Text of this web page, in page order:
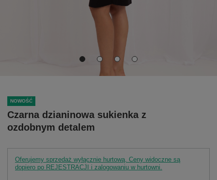
NOWOŚĆ
Czarna dzianinowa sukienka z
ozdobnym detalem
Oferujemy sprzedaż wyłącznie hurtową. Ceny widoczne są
dopiero po REJESTRACJI i zalogowaniu w hurtowni.